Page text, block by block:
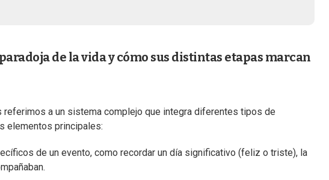
de la vida y cómo sus distintas etapas marcan
referimos a un sistema complejo que integra diferentes tipos de
elementos principales:
de un evento, como recordar un día significativo (feliz o triste), la